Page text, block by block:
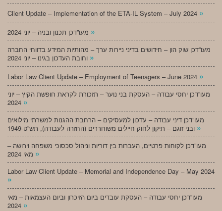
Client Update – Implementation of the ETA-IL System – July 2024 »
»
מעו”דכן שוק הון – חידושים בדיני ניירות ערך – מהותיות המידע בדווחי החברה
»
Labor Law Client Update – Employment of Teenagers – June 2024 »
מעו”דכן יחסי עבודה – העסקת בני נוער – תזכורת לקראת חופשת הקיץ – יוני
»
מעו”דכן דיני עבודה – עדכון למעסיקים – הרחבת ההגנות למשרתי מילואים
»
מעו”דכן לקוחות פרטיים, העברות בין דוריות וניהול סכסוכי משפחה וירושה –
»
Labor Law Client Update – Memorial and Independence Day – May 2024
»
מעו”דכן יחסי עבודה – העסקת עובדים ביום הזיכרון וביום העצמאות – מאי
»